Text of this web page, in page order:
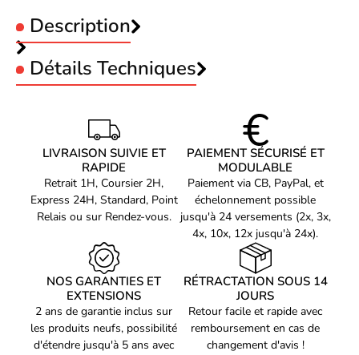
Description
Sandisk Ultra Dual Drive m3.0 256GB 150MB/s
SanDisk Ultra Dual m3.0. Capacité: 256 Go, Interface de l'appareil:
USB Type-A / Micro-USB, Version USB: 3.2 Gen 1 (3.1 Gen 1).
Format: Slide. Poids: 5,2 g. Couleur du produit: Noir, Argent,
Transparent
Détails Techniques
Compatibilité Mac
Windows 10, Windows 10 Education,
Windows 10 Education x64, Windows 10
Enterprise, Windows 10 Enterprise x64,
Windows 10 Home, Windows 10 Home
x64, Windows 10 IOT Core, Windows 10
Pro, Windows 10 Pro x64, Windows 7,
Windows 7 Enterprise, Windows 7
Enterprise x64, Windows 7 Home Basic,
Windows 7 Home Basic x64, Windows 7
LIVRAISON SUIVIE ET
RAPIDE
Retrait 1H, Coursier 2H,
Express 24H, Standard, Point
Relais ou sur Rendez-vous.
PAIEMENT SÉCURISÉ ET
MODULABLE
Paiement via CB, PayPal, et
échelonnement possible
jusqu'à 24 versements (2x, 3x,
4x, 10x, 12x jusqu'à 24x).
NOS GARANTIES ET
EXTENSIONS
2 ans de garantie inclus sur
les produits neufs, possibilité
d'étendre jusqu'à 5 ans avec
RÉTRACTATION SOUS 14
JOURS
Retour facile et rapide avec
remboursement en cas de
changement d'avis !